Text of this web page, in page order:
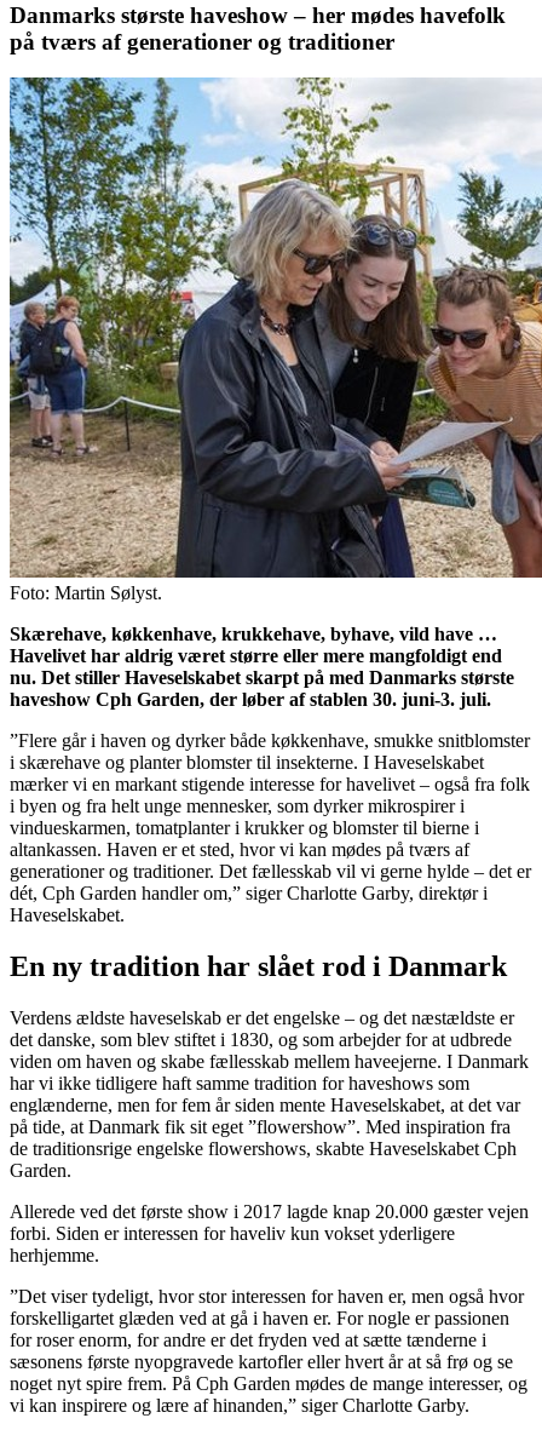
Danmarks største haveshow – her mødes havefolk
på tværs af generationer og traditioner
Foto: Martin Sølyst.
Skærehave, køkkenhave, krukkehave, byhave, vild have …
Havelivet har aldrig været større eller mere mangfoldigt end
nu. Det stiller Haveselskabet skarpt på med Danmarks største
haveshow Cph Garden, der løber af stablen 30. juni-3. juli.
”Flere går i haven og dyrker både køkkenhave, smukke snitblomster
i skærehave og planter blomster til insekterne. I Haveselskabet
mærker vi en markant stigende interesse for havelivet – også fra folk
i byen og fra helt unge mennesker, som dyrker mikrospirer i
vindueskarmen, tomatplanter i krukker og blomster til bierne i
altankassen. Haven er et sted, hvor vi kan mødes på tværs af
generationer og traditioner. Det fællesskab vil vi gerne hylde – det er
dét, Cph Garden handler om,” siger Charlotte Garby, direktør i
Haveselskabet.
En ny tradition har slået rod i Danmark
Verdens ældste haveselskab er det engelske – og det næstældste er
det danske, som blev stiftet i 1830, og som arbejder for at udbrede
viden om haven og skabe fællesskab mellem haveejerne. I Danmark
har vi ikke tidligere haft samme tradition for haveshows som
englænderne, men for fem år siden mente Haveselskabet, at det var
på tide, at Danmark fik sit eget ”flowershow”. Med inspiration fra
de traditionsrige engelske flowershows, skabte Haveselskabet Cph
Garden.
Allerede ved det første show i 2017 lagde knap 20.000 gæster vejen
forbi. Siden er interessen for haveliv kun vokset yderligere
herhjemme.
”Det viser tydeligt, hvor stor interessen for haven er, men også hvor
forskelligartet glæden ved at gå i haven er. For nogle er passionen
for roser enorm, for andre er det fryden ved at sætte tænderne i
sæsonens første nyopgravede kartofler eller hvert år at så frø og se
noget nyt spire frem. På Cph Garden mødes de mange interesser, og
vi kan inspirere og lære af hinanden,” siger Charlotte Garby.